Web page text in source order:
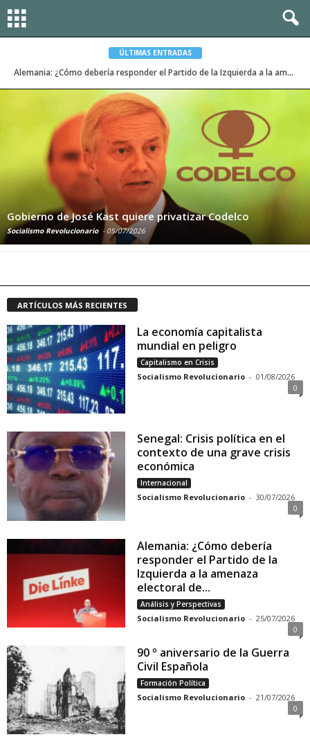
ÚLTIMAS ENTRADAS
Alemania: ¿Cómo debería responder el Partido de la Izquierda a la amenaza electoral de la ultraderechista AfD?
América Latina – Entre el ascenso de la derecha y las
convulsiones sociales
Socialismo Revolucionario - 02/07/2026
ARTÍCULOS MÁS RECIENTES
La economía capitalista
mundial en peligro
Capitalismo en Crisis
Socialismo Revolucionario - 01/08/2026
0
Senegal: Crisis política en el
contexto de una grave crisis
económica
Internacional
Socialismo Revolucionario - 30/07/2026
0
Alemania: ¿Cómo debería
responder el Partido de la
Izquierda a la amenaza
electoral de...
Análisis y Perspectivas
Socialismo Revolucionario - 25/07/2026
0
90 º aniversario de la Guerra
Civil Española
Formación Política
Socialismo Revolucionario - 21/07/2026
0